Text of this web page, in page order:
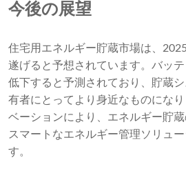
今後の展望
住宅用エネルギー貯蔵市場は、
遂げると予想されています。バッ
低下すると予測されており、貯蔵
有者にとってより身近なものになり
ベーションにより、エネルギー貯
スマートなエネルギー管理ソリュ
す。